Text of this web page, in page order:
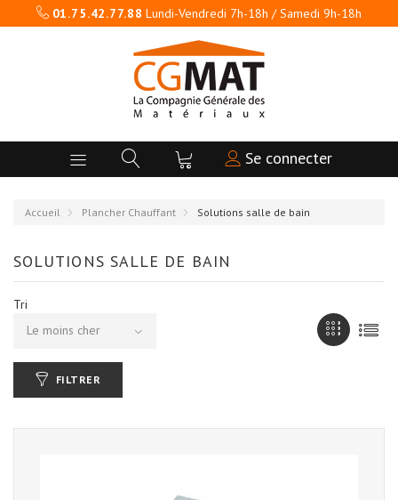
01.75.42.77.88 Lundi-Vendredi 7h-18h / Samedi 9h-18h
Se connecter
Accueil Plancher Chauffant Solutions salle de bain
SOLUTIONS SALLE DE BAIN
Tri
Le moins cher
FILTRER